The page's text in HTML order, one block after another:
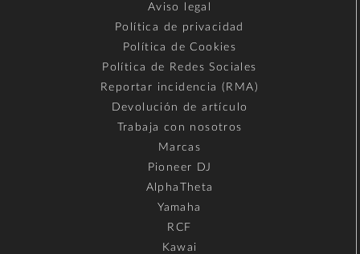
Aviso legal
Política de privacidad
Política de Cookies
Política de Redes Sociales
Reportar incidencia (RMA)
Devolución de artículo
Trabaja con nosotros
Marcas
Pioneer DJ
AlphaTheta
Yamaha
RCF
Kawai